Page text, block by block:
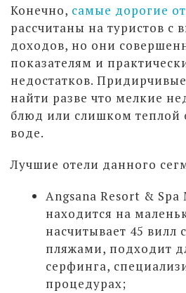
Конечно, самые дорогие
рассчитаны на туристов с
доходов, но они
показателям и
недостатков.
найти разве что мелкие
блюд или слишком теплой
воде.
Лучшие отели данного
Angsana Resort &
находится на
насчитывает 45 вилл
пляжами, подходит
серфинга,
процедурах;